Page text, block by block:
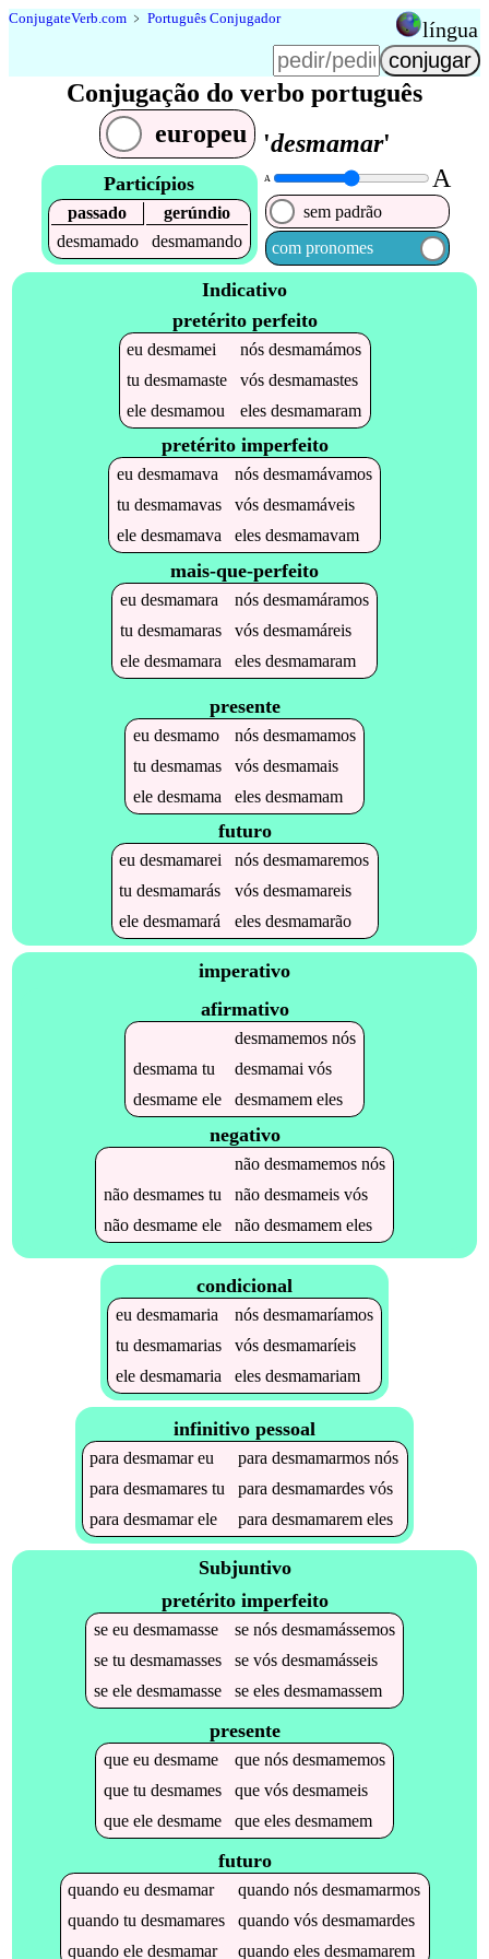
ConjugateVerb.com ﹥ Português Conjugador língua
Conjugação do verbo português
europeu
'desmamar'
Particípios
passado
gerúndio
desmamado
desmamando
A A
sem padrão
com pronomes
Indicativo
pretérito perfeito
eudesmamei nósdesmamámos
tudesmamaste vósdesmamastes
eledesmamou elesdesmamaram
pretérito imperfeito
eu desmamava nós desmamávamos
tu desmamavas vós desmamáveis
ele desmamava eles desmamavam
mais-que-perfeito
eu desmamara nós desmamáramos
tu desmamaras vós desmamáreis
ele desmamara eles desmamaram
presente
eu desmamo nós desmamamos
tu desmamas vós desmamais
ele desmama eles desmamam
futuro
eudesmamarei nósdesmamaremos
tudesmamarás vósdesmamareis
eledesmamará elesdesmamarão
imperativo
afirmativo
desmamemosnós
desmama tu desmamai vós
desmameele desmamemeles
negativo
não desmamemosnós
não desmamestu não desmameisvós
não desmameele não desmamemeles
condicional
eu desmamaria nós desmamaríamos
tu desmamarias vós desmamaríeis
ele desmamaria eles desmamariam
infinitivo pessoal
paradesmamareu paradesmamarmos nós
paradesmamares tu paradesmamardes vós
paradesmamarele paradesmamarem eles
Subjuntivo
pretérito imperfeito
se eu desmamasse se nós desmamássemos
se tu desmamasses se vós desmamásseis
se ele desmamasse se eles desmamassem
presente
que eu desmame que nós desmamemos
que tu desmames que vós desmameis
que ele desmame que eles desmamem
futuro
quandoeudesmamar quandonósdesmamarmos
quandotudesmamares quandovósdesmamardes
quandoeledesmamar quandoelesdesmamarem